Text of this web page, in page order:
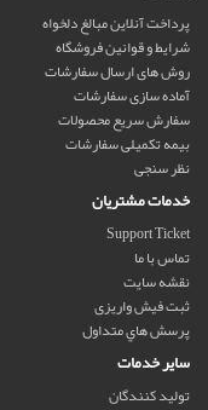
پرداخت آنلاین مبالغ دلخواه
شرایط و قوانین فروشگاه
روش های ارسال سفارشات
آماده سازی سفارشات
سفارش سریع محصولات
بیمه تکمیلی سفارشات
نظر سنجی
خدمات مشتریان
Support Ticket
تماس با ما
نقشه سایت
ثبت فیش واریزی
پرسش هاي متداول
سایر خدمات
تولید کنندگان